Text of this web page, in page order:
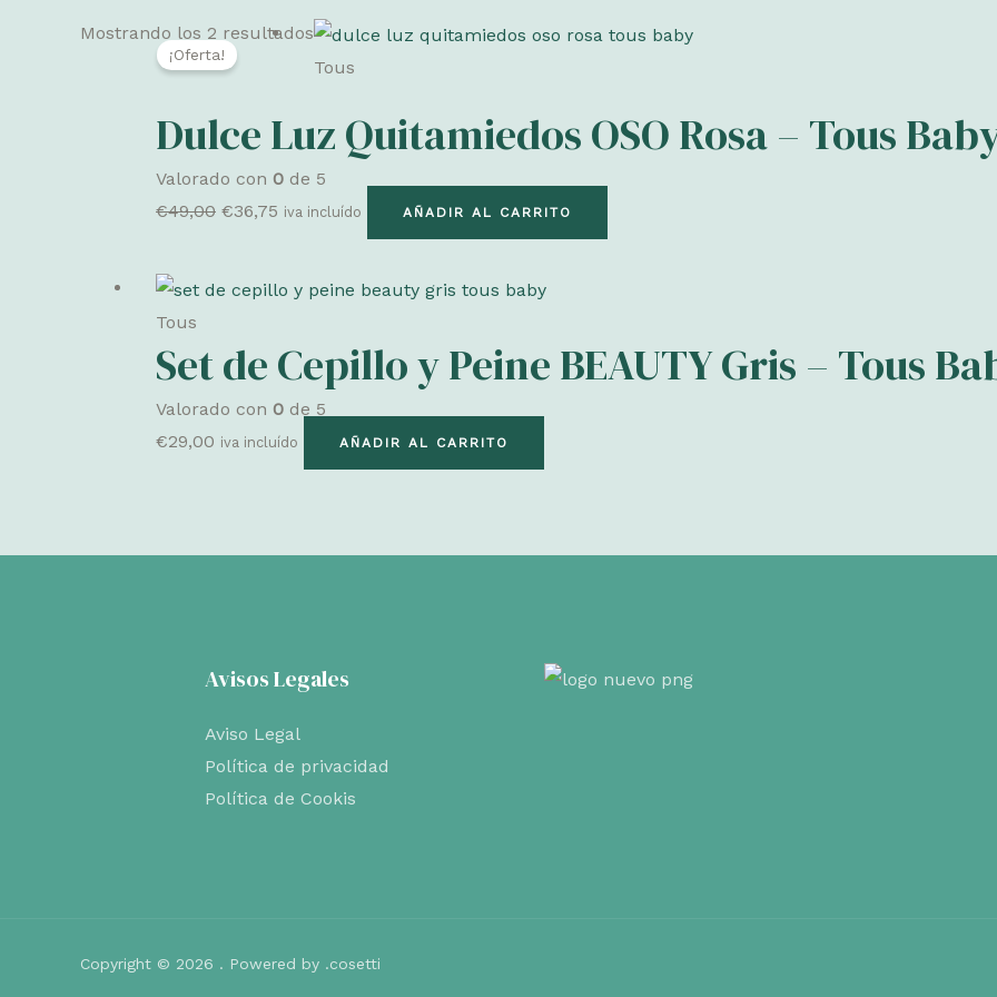
Mostrando los 2 resultados
¡Oferta!
Tous
Dulce Luz Quitamiedos OSO Rosa – Tous
Valorado con 0 de 5
€49,00 El
€36,75 El
es:
iva incluído AÑADIR AL CARRITO
Tous
Set de Cepillo y Peine BEAUTY Gris – Tous
Valorado con 0 de 5
€29,00 iva incluído AÑADIR AL CARRITO
Avisos Legales
Aviso Legal
Política de privacidad
Política de Cookis
Copyright © 2026 . Powered by .cosetti